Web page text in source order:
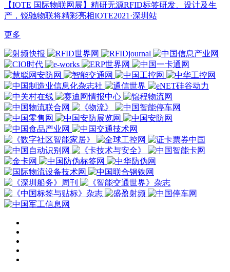
【IOTE 国际物联网展】精研无源RFID标签研发、设计及生
产，锐驰物联将精彩亮相IOTE2021·深圳站
更多